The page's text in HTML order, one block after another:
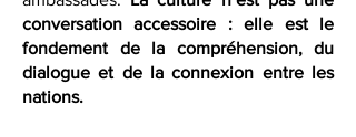
collaborations avec plusieurs
ambassades.
La culture n’est pas une
conversation accessoire : elle est le
fondement de la compréhension, du
dialogue et de la connexion entre les